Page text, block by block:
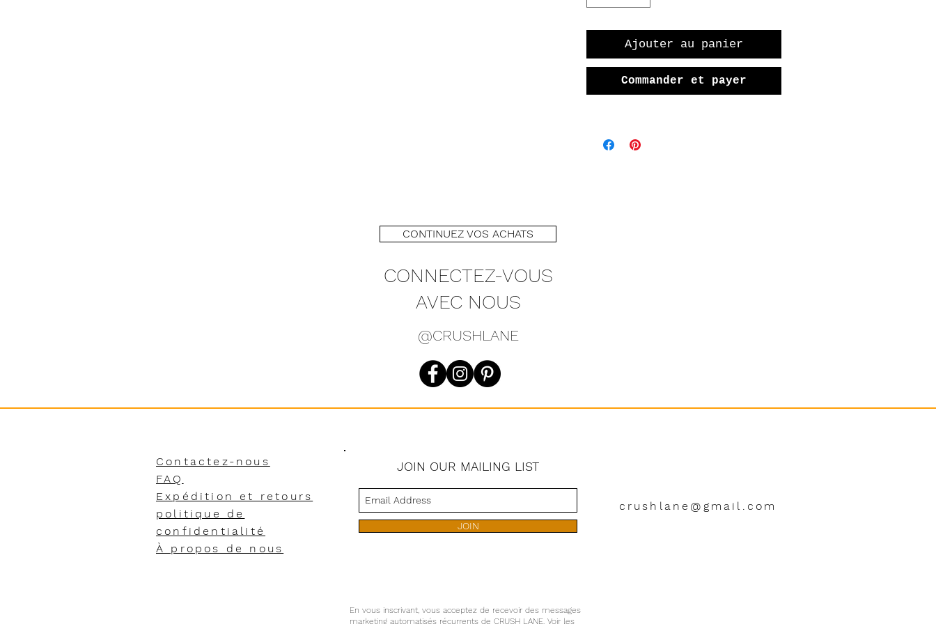
Ajouter au panier
Commander et payer
CONTINUEZ VOS ACHATS
CONNECTEZ-VOUS
AVEC NOUS
@CRUSHLANE
Contactez-nous
FAQ
Expédition et retours
politique de
confidentialité
À propos de nous
JOIN OUR MAILING LIST
JOIN
crushlane@gmail.com
En vous inscrivant, vous acceptez de recevoir des messages
marketing automatisés récurrents de CRUSH LANE. Voir les